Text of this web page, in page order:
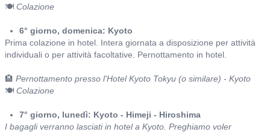
🍽️ Colazione
6° giorno, domenica: Kyoto
Prima colazione in hotel. Intera giornata a disposizione per attività
individuali o per attività facoltative. Pernottamento in hotel.
🏨 Pernottamento presso l'Hotel Kyoto Tokyu (o similare) - Kyoto
🍽️ Colazione
7° giorno, lunedì: Kyoto - Himeji - Hiroshima
I bagagli verranno lasciati in hotel a Kyoto. Preghiamo voler